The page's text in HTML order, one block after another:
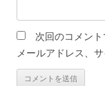
次回のコメン
メールアドレス、